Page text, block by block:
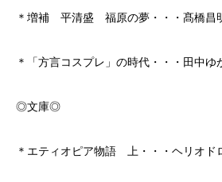
＊増補 平清盛 福原の夢・・・髙橋昌
＊「方言コスプレ」の時代・・・田中ゆ
◎文庫◎
＊エティオピア物語 上・・・ヘリオド